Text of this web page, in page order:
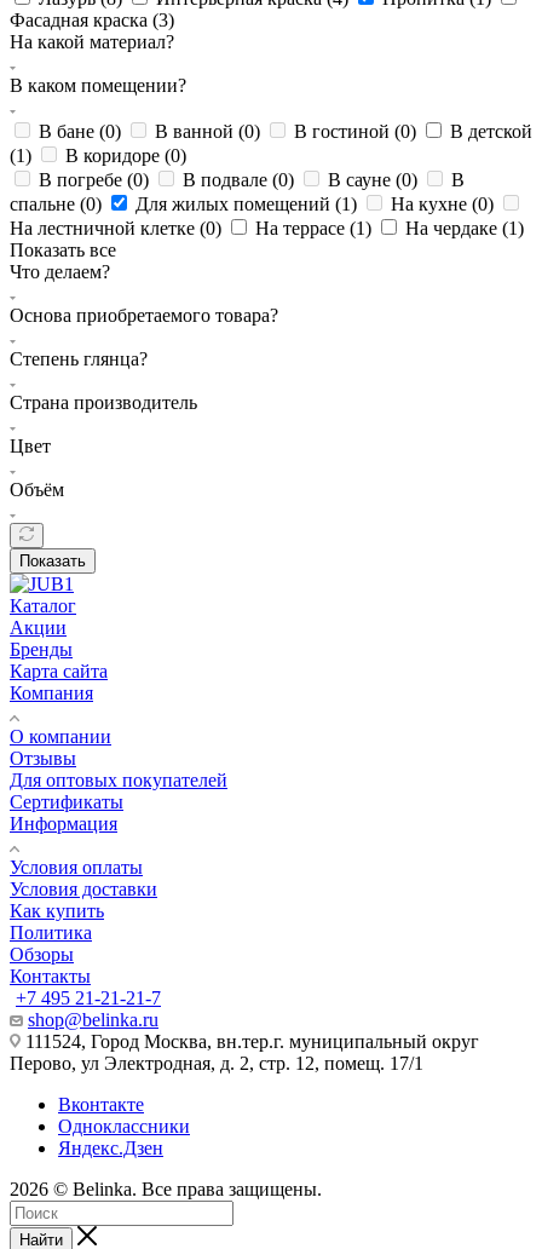
Фасадная краска (3)
На какой материал?
В каком помещении?
В бане (0) В ванной (0) В гостиной (0)
В детской
(1) В коридоре (0)
В погребе (0) В подвале (0) В сауне (0)
В
спальне (0) Для жилых помещений (1) На кухне (0)
На лестничной клетке (0) На террасе (1) На чердаке (1)
Показать все
Что делаем?
Основа приобретаемого товара?
Степень глянца?
Страна производитель
Цвет
Объём
Показать
Каталог
Акции
Бренды
Карта сайта
Компания
О компании
Отзывы
Для оптовых покупателей
Сертификаты
Информация
Условия оплаты
Условия доставки
Как купить
Политика
Обзоры
Контакты
+7 495 21-21-21-7
shop@belinka.ru
111524, Город Москва, вн.тер.г. муниципальный округ
Перово, ул Электродная, д. 2, стр. 12, помещ. 17/1
Вконтакте
Одноклассники
Яндекс.Дзен
2026 © Belinka. Все права защищены.
Найти